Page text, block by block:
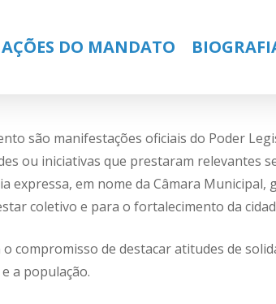
AÇÕES DO MANDATO
são manifestações oficiais do Poder
ou iniciativas que prestaram relevantes
expressa, em nome da Câmara
coletivo e para o fortalecimento da
compromisso de destacar atitudes de
a população.